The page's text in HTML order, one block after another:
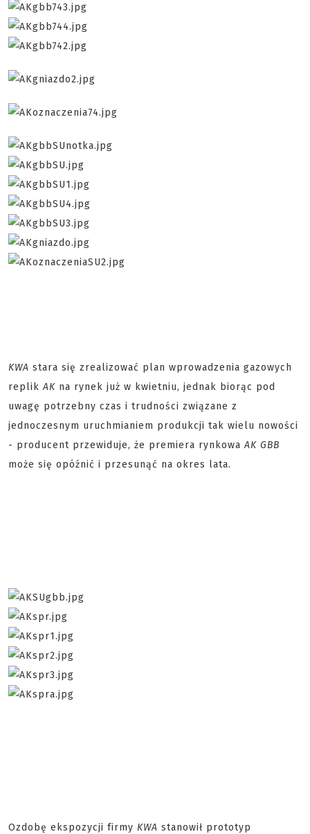
KWA stara się zrealizować plan wprowadzenia gazowych
replikAK na rynek już w kwietniu, jednak biorąc pod
uwagę potrzebny czas i trudności związane z
jednoczesnym uruchmianiem produkcji tak wielu nowości
- producent przewiduje, że premiera rynkowa AK GBB
może się opóźnić i przesunąć na okres lata.
Ozdobę ekspozycji firmy KWA stanowił prototyp